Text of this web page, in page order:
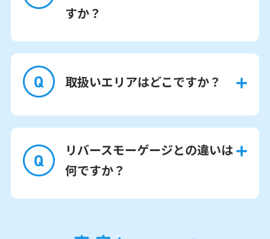
すか？
取扱いエリアはどこですか？
リバースモーゲージとの違いは
何ですか？